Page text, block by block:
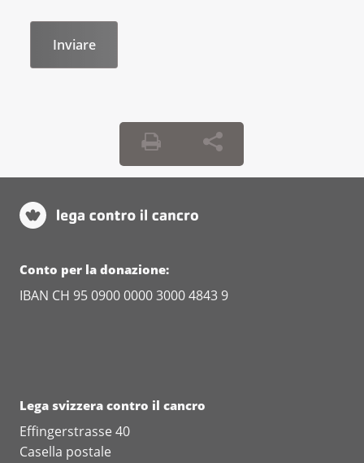
Conto per la donazione:
IBAN CH 95 0900 0000 3000 4843 9
Lega svizzera contro il cancro
Effingerstrasse 40
Casella postale